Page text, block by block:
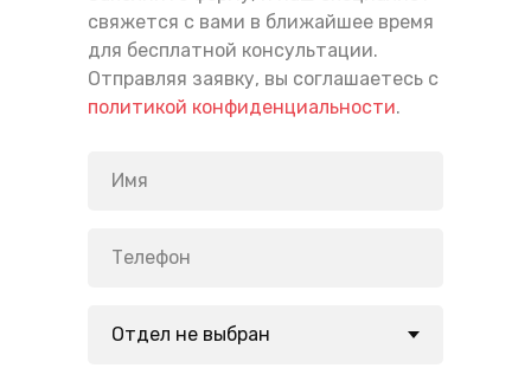
свяжется с вами в ближайшее время
для бесплатной консультации.
Отправляя заявку, вы соглашаетесь с
политикой конфиденциальности.